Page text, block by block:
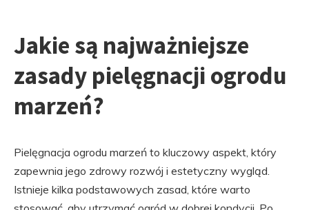
Jakie są najważniejsze
zasady pielęgnacji ogrodu
marzeń?
Pielęgnacja ogrodu marzeń to kluczowy aspekt, który
zapewnia jego zdrowy rozwój i estetyczny wygląd.
Istnieje kilka podstawowych zasad, które warto